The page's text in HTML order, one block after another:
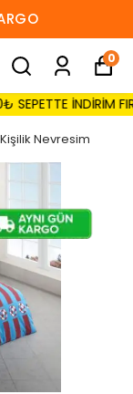
0
İNDİRİM FIRSATI
Nevresim